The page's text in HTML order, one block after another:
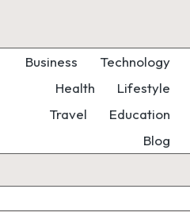
Business
Technology
Health
Lifestyle
Travel
Education
Blog